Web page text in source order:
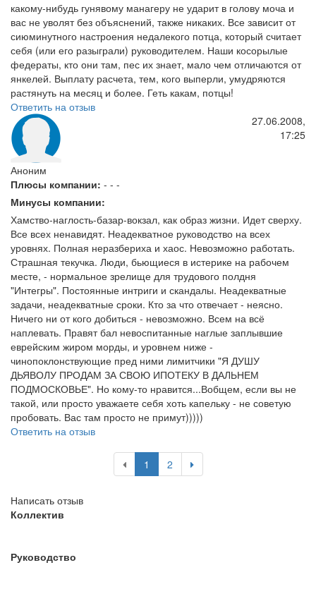
какому-нибудь гунявому манагеру не ударит в голову моча и
вас не уволят без объяснений, также никаких. Все зависит от
сиюминутного настроения недалекого потца, который считает
себя (или его разыграли) руководителем. Наши косорылые
федераты, кто они там, пес их знает, мало чем отличаются от
янкелей. Выплату расчета, тем, кого выперли, умудряются
растянуть на месяц и более. Геть какам, потцы!
Ответить на отзыв
Аноним
27.06.2008,
17:25
Плюсы компании: - - -
Минусы компании:
Хамство-наглость-базар-вокзал, как образ жизни. Идет сверху.
Все всех ненавидят. Неадекватное руководство на всех
уровнях. Полная неразбериха и хаос. Невозможно работать.
Страшная текучка. Люди, бьющиеся в истерике на рабочем
месте, - нормальное зрелище для трудового полдня
"Интегры". Постоянные интриги и скандалы. Неадекватные
задачи, неадекватные сроки. Кто за что отвечает - неясно.
Ничего ни от кого добиться - невозможно. Всем на всё
наплевать. Правят бал невоспитанные наглые заплывшие
еврейским жиром морды, и уровнем ниже -
чинопоклонствующие пред ними лимитчики "Я ДУШУ
ДЬЯВОЛУ ПРОДАМ ЗА СВОЮ ИПОТЕКУ В ДАЛЬНЕМ
ПОДМОСКОВЬЕ". Но кому-то нравится...Вобщем, если вы не
такой, или просто уважаете себя хоть капельку - не советую
пробовать. Вас там просто не примут)))))
Ответить на отзыв
1 2
Написать отзыв
Коллектив
Руководство